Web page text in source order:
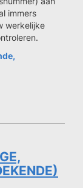
immers
werkelijke